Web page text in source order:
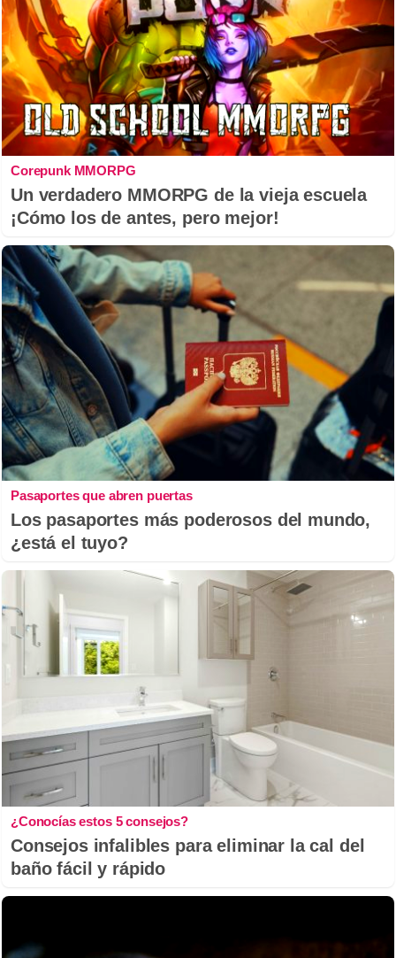
Corepunk MMORPG
Un verdadero MMORPG de la vieja escuela
¡Cómo los de antes, pero mejor!
Pasaportes que abren puertas
Los pasaportes más poderosos del mundo,
¿está el tuyo?
¿Conocías estos 5 consejos?
Consejos infalibles para eliminar la cal del
baño fácil y rápido